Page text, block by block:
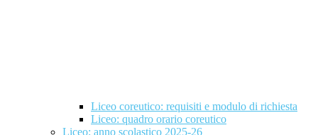
Liceo coreutico: requisiti e modulo di richiesta
Liceo: quadro orario coreutico
Liceo: anno scolastico 2025-26